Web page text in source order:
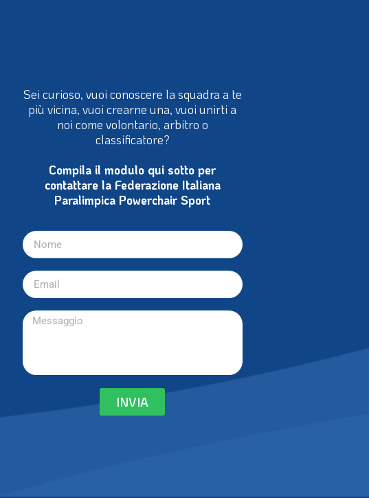
Sei curioso, vuoi conoscere la squadra a te
più vicina, vuoi crearne una, vuoi unirti a
noi come volontario, arbitro o
classificatore?
Compila il modulo qui sotto per
contattare la Federazione Italiana
Paralimpica Powerchair Sport
INVIA